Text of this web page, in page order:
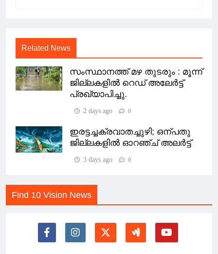
Related News
സംസ്ഥാനത്ത് മഴ തുടരും : മൂന്ന്
ജില്ലകളിൽ റെഡ് അലേർട്ട്
പ്രഖ്യാപിച്ചു.
2 days ago 0
ഇരട്ടച്ചക്രവാതച്ചുഴി; ഒന്പതു
ജില്ലകളില്‍ ഓറഞ്ച് അലര്‍ട്ട്
3 days ago 0
Find 10 Vision News